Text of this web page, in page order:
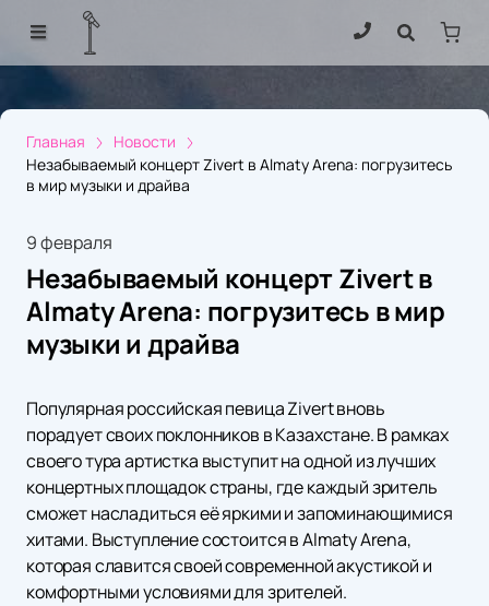
Главная
Новости
Незабываемый концерт Zivert в Almaty Arena: погрузитесь
в мир музыки и драйва
9 февраля
Незабываемый концерт Zivert в
Almaty Arena: погрузитесь в мир
музыки и драйва
Популярная российская певица Zivert вновь
порадует своих поклонников в Казахстане. В рамках
своего тура артистка выступит на одной из лучших
концертных площадок страны, где каждый зритель
сможет насладиться её яркими и запоминающимися
хитами. Выступление состоится в Almaty Arena,
которая славится своей современной акустикой и
комфортными условиями для зрителей.